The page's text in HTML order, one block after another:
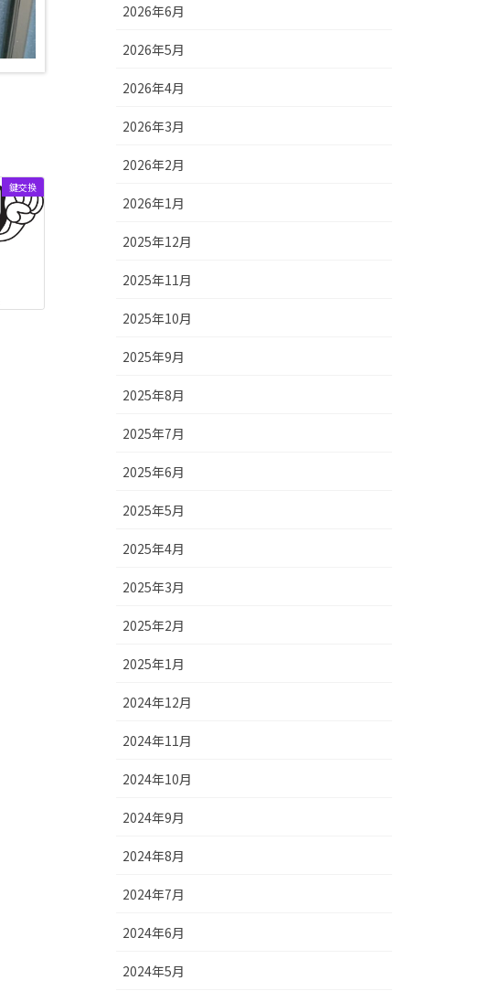
鍵交換
2026年6月
2026年5月
2026年4月
2026年3月
2026年2月
2026年1月
2025年12月
2025年11月
2025年10月
2025年9月
2025年8月
2025年7月
2025年6月
2025年5月
2025年4月
2025年3月
2025年2月
2025年1月
2024年12月
2024年11月
2024年10月
2024年9月
2024年8月
2024年7月
2024年6月
2024年5月